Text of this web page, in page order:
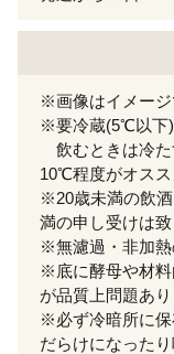
※画像はイメージ
※要冷蔵(5℃以下)
飲むときは冷た
10℃程度がオスス
※20歳未満の飲
満の申し受けは致
※無濾過・非加熱
※底に酵母や材料
が品質上問題あり
※必ず冷暗所に
だらけになった